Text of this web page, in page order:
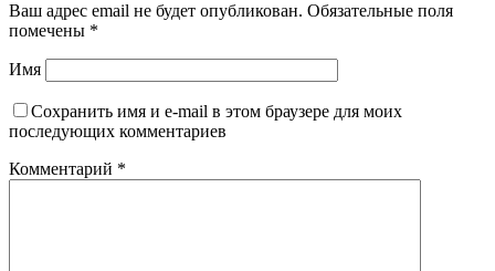
Ваш адрес email не будет опубликован. Обязательные поля
помечены *
Имя
Сохранить имя и e-mail в этом браузере для моих
последующих комментариев
Комментарий *